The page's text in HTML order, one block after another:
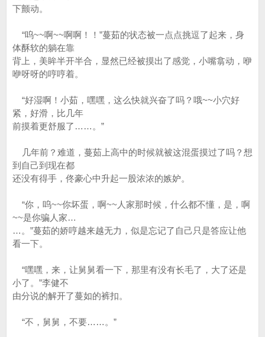
下颤动。
“呜~~啊~~啊啊！！”蔓茹的状态被一点点挑逗了起来，身
体酥软的躺在靠
背上，美眸半开半合，显然已经被摸出了感觉，小嘴翕动，咿
咿呀呀的哼哼着。
“好湿啊！小茹，嘿嘿，这么快就兴奋了吗？哦~~小穴好
紧，好滑，比几年
前摸着更舒服了……。”
几年前？难道，蔓茹上高中的时候就被这混蛋摸过了吗？想
到自己到现在都
还没有得手，佟豪心中升起一股浓浓的嫉妒。
“你，呜~~你坏蛋，啊~~人家那时候，什么都不懂，是，啊
~~是你骗人家…
…。”蔓茹的娇哼越来越无力，似是忘记了自己只是答应让他
看一下。
“嘿嘿，来，让舅舅看一下，那里有没有长毛了，大了还是
小了。”李健不
由分说的解开了蔓如的裤扣。
“不，舅舅，不要……。”